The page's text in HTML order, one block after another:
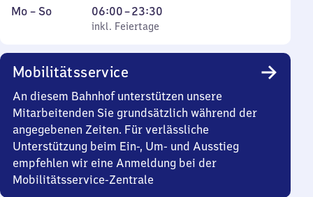
Montag
Mo – So,
inkl. Feiertage
06:00–23:30
Von
6
23
Uhr
30
inkl. Feiertage
Mobilitätsservice
An diesem Bahnhof unterstützen unsere
Mitarbeitenden Sie grundsätzlich während der
angegebenen Zeiten. Für verlässliche
Unterstützung beim Ein-, Um- und Ausstieg
empfehlen wir eine Anmeldung bei der
Mobilitätsservice-Zentrale